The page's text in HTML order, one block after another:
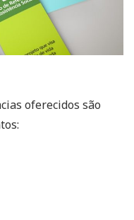
oferecidos são